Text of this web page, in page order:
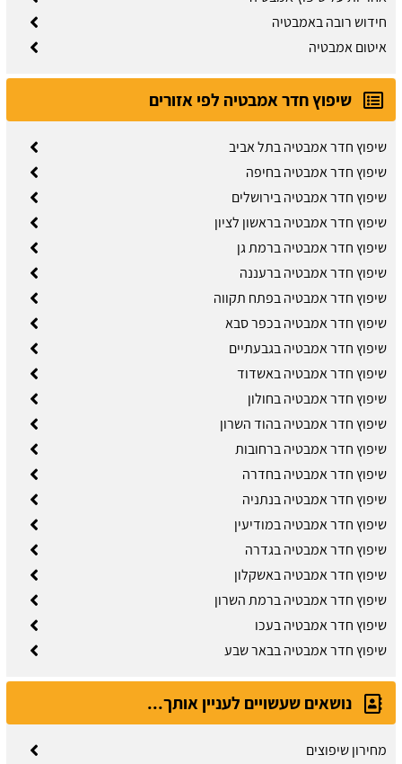
חידוש רובה באמבטיה
איטום אמבטיה
שיפוץ חדר אמבטיה לפי אזורים
שיפוץ חדר אמבטיה בתל אביב
שיפוץ חדר אמבטיה בחיפה
שיפוץ חדר אמבטיה בירושלים
שיפוץ חדר אמבטיה בראשון לציון
שיפוץ חדר אמבטיה ברמת גן
שיפוץ חדר אמבטיה ברעננה
שיפוץ חדר אמבטיה בפתח תקווה
שיפוץ חדר אמבטיה בכפר סבא
שיפוץ חדר אמבטיה בגבעתיים
שיפוץ חדר אמבטיה באשדוד
שיפוץ חדר אמבטיה בחולון
שיפוץ חדר אמבטיה בהוד השרון
שיפוץ חדר אמבטיה ברחובות
שיפוץ חדר אמבטיה בחדרה
שיפוץ חדר אמבטיה בנתניה
שיפוץ חדר אמבטיה במודיעין
שיפוץ חדר אמבטיה בגדרה
שיפוץ חדר אמבטיה באשקלון
שיפוץ חדר אמבטיה ברמת השרון
שיפוץ חדר אמבטיה בעכו
שיפוץ חדר אמבטיה בבאר שבע
נושאים שעשויים לעניין אותך...
מחירון שיפוצים